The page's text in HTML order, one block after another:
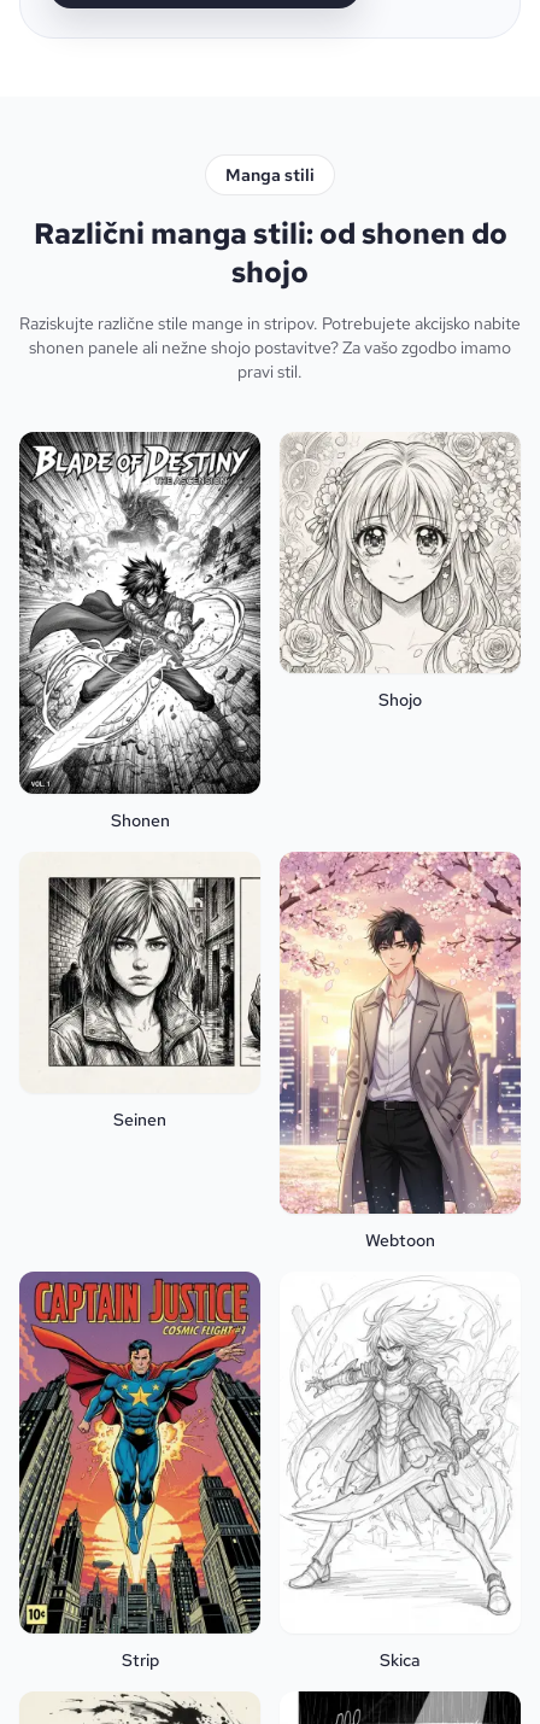
Manga stili
Različni manga stili: od shonen do
shojo
Raziskujte različne stile mange in stripov. Potrebujete akcijsko nabite
shonen panele ali nežne shojo postavitve? Za vašo zgodbo imamo
pravi stil.
Shonen
Shojo
Seinen
Webtoon
Strip Skica